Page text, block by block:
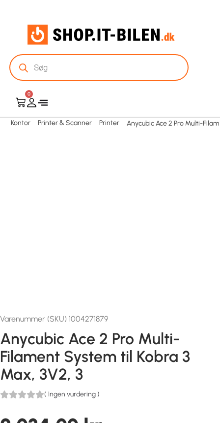
0
Kontor Printer & Scanner Printer Anycubic Ace 2 Pro Multi-Filam
Varenummer (SKU) 1004271879
Anycubic Ace 2 Pro Multi-
Filament System til Kobra 3
Max, 3V2, 3
( Ingen vurdering )